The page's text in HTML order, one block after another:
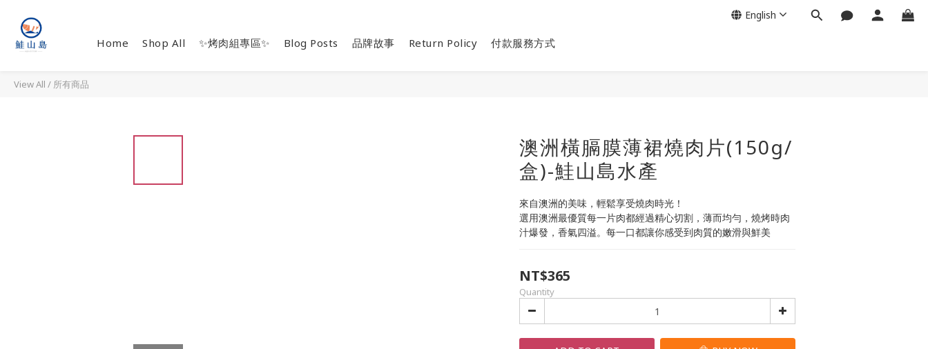
Home Shop All ✨烤肉組專區✨ Blog Posts 品牌故事 Return Policy 付款服務方式
English
View All / 所有商品
澳洲橫膈膜薄裙燒肉片(150g/
盒)-鮭山島水產
來自澳洲的美味，輕鬆享受燒肉時光！
選用澳洲最優質每一片肉都經過精心切割，薄而均勻，燒烤時肉
汁爆發，香氣四溢。每一口都讓你感受到肉質的嫩滑與鮮美
NT$365
Quantity